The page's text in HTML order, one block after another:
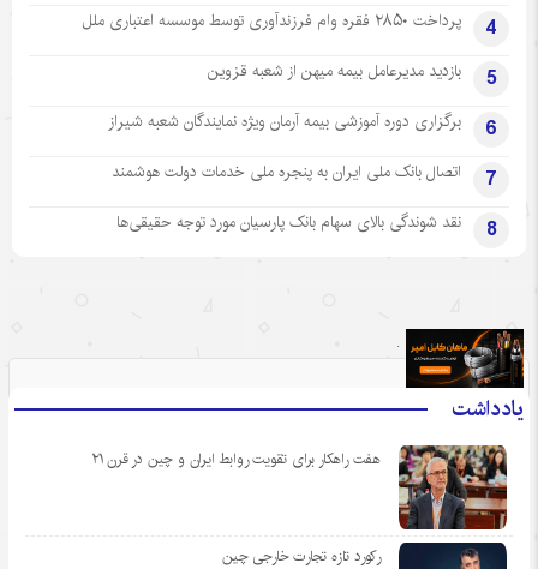
4 پرداخت ۲۸۵۰ فقره وام فرزندآوری توسط موسسه اعتباری ملل
5 بازدید مدیرعامل بیمه میهن از شعبه قزوین
6 برگزاری دوره آموزشی بیمه آرمان ویژه نمایندگان شعبه شیراز
7 اتصال بانک ملی ایران به پنجره ملی خدمات دولت هوشمند
8 نقد شوندگی بالای سهام بانک پارسیان مورد توجه حقیقی‌ها
یادداشت
هفت راهکار برای تقویت روابط ایران و چین در قرن ۲۱
رکورد تازه تجارت خارجی چین
.